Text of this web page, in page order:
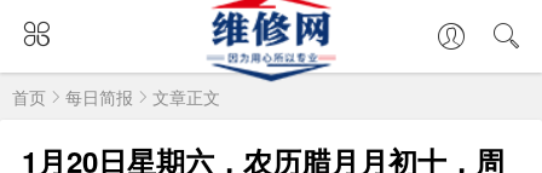
首页 每日简报 文章正文
1月20日星期六，农历腊月月初十，周